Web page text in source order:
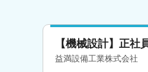
【機械設計】正
益満設備工業株式会社